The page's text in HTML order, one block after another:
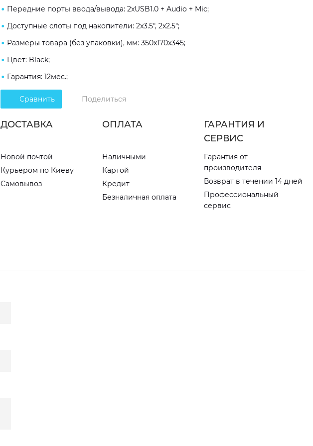
Передние порты ввода/вывода: 2xUSB1.0 + Audio + Mic;
Доступные слоты под накопители: 2x3.5", 2x2.5";
Размеры товара (без упаковки), мм: 350x170x345;
Цвет: Black;
Гарантия: 12мес.;
Сравнить Поделиться
ДОСТАВКА
Новой почтой
Курьером по Киеву
Самовывоз
ОПЛАТА
Наличными
Картой
Кредит
Безналичная оплата
ГАРАНТИЯ И
СЕРВИС
Гарантия от
производителя
Возврат в течении 14 дней
Профессиональный
сервис